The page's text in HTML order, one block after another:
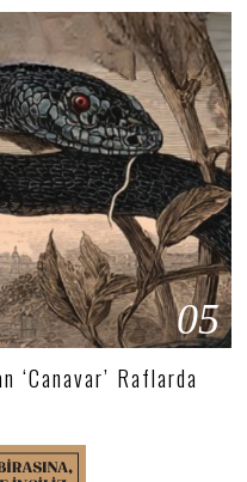
05
‘Canavar’ Raflarda